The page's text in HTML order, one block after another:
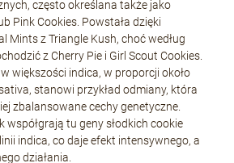
często określana także jako
Pink Cookies. Powstała dzięki
Mints z Triangle Kush, choć według
z Cherry Pie i Girl Scout Cookies.
większości indica, w proporcji około
stanowi przykład odmiany, która
zbalansowane cechy genetyczne.
współgrają tu geny słodkich cookie
indica, co daje efekt intensywnego, a
działania.